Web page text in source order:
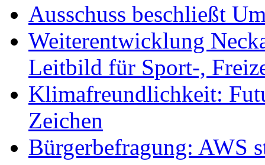
Ausschuss beschließt
Weiterentwicklung
Leitbild für Sport-,
Klimafreundlichkeit:
Zeichen
Bürgerbefragung: AWS